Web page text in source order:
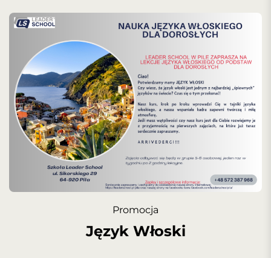
Promocja
Język Włoski